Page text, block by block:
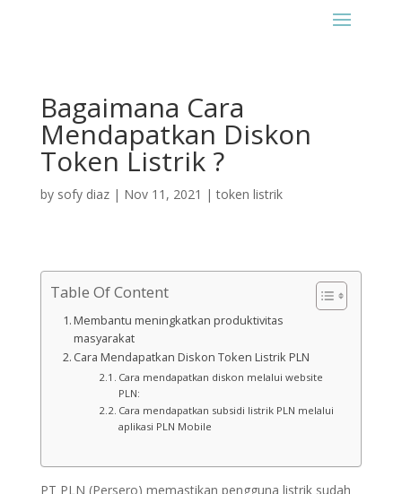
Bagaimana Cara
Mendapatkan Diskon
Token Listrik ?
by sofy diaz| Nov 11, 2021 |token listrik
Table Of Content
Membantu meningkatkan produktivitas
masyarakat
Cara Mendapatkan Diskon Token Listrik PLN
Cara mendapatkan diskon melalui website
PLN:
Cara mendapatkan subsidi listrik PLN melalui
aplikasi PLN Mobile
PT PLN (Persero) memastikan pengguna listrik sudah